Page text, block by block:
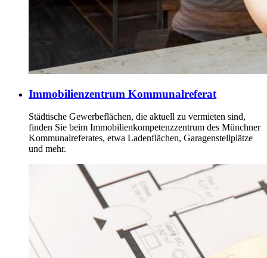
Immobilienzentrum Kommunalreferat
Städtische Gewerbeflächen, die aktuell zu vermieten sind,
finden Sie beim Immobilienkompetenzzentrum des Münchner
Kommunalreferates, etwa Ladenflächen, Garagenstellplätze
und mehr.